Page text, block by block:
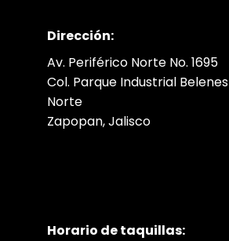
Dirección:
Av. Periférico Norte No. 1695
Col. Parque Industrial Belenes
Norte
Zapopan, Jalisco
Horario de taquillas: